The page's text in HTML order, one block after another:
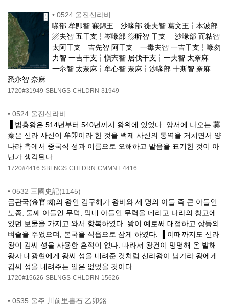
• 0524 울진신라비
喙部 牟卽智 寐錦王┆沙喙部 徙夫智 葛文王┆本波部
▨夫智 五干支┆岑喙部 ▨昕智 干支┆ 沙喙部 而粘智
太阿干支┆吉先智 阿干支┆一毒夫智 一吉干支┆喙勿
力智 一吉干支┆愼宍智 居伐干支┆一夫智 太奈麻┆
一尒智 太奈麻┆牟心智 奈麻┆沙喙部 十斯智 奈麻┆
悉尒智 奈麻
1720#31949 SBLNGS CHLDRN 31949
• 0524 울진신라비
▐ 법흥왕은 514년부터 540년까지 왕위에 있었다. 양서에 나오는 募
秦은 신라 사신이 牟即이라 한 것을 백제 사신의 통역을 거치면서 양
나라 측에서 중국식 성과 이름으로 오해하고 발음을 표기한 것이 아
닌가 생각된다.
1720#4416 SBLNGS CHLDRN CMMNT 4416
• 0532 三國史記(1145)
금관국(金官國)의 왕인 김구해가 왕비와 세 명의 아들 즉 큰 아들인
노종, 둘째 아들인 무덕, 막내 아들인 무력을 데리고 나라의 창고에
있던 보물을 가지고 와서 항복하였다. 왕이 예로써 대접하고 상등의
벼슬을 주었으며, 본국을 식읍으로 삼게 하였다. ▐ 이때까지도 신라
왕이 김씨 성을 사용한 흔적이 없다. 따라서 왕건이 망명해 온 발해
왕자 대광현에게 왕씨 성을 내려준 것처럼 신라왕이 남가라 왕에게
김씨 성을 내려주는 일은 없었을 것이다.
1720#15626 SBLNGS CHLDRN 15626
• 0535 울주 川前里書石 乙卯銘